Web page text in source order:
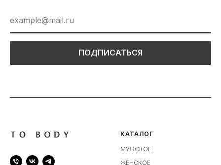
ПОДПИСАТЬСЯ
КАТАЛОГ
МУЖСКОЕ
ЖЕНСКОЕ